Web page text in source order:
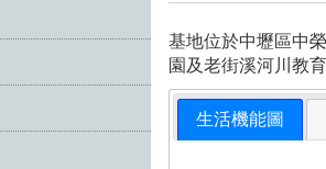
基地位於中壢區中
園及老街溪河川教
生活機能圖